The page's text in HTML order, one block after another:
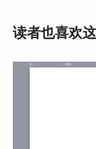
图2
CSS样式的格式
行内样式中使用
读者也喜欢